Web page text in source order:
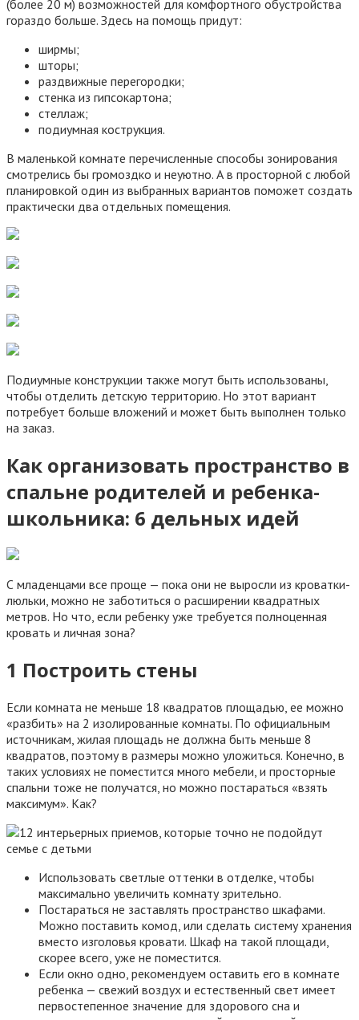
(более 20 м) возможностей для комфортного обустройства
гораздо больше. Здесь на помощь придут:
ширмы;
шторы;
раздвижные перегородки;
стенка из гипсокартона;
стеллаж;
подиумная кострукция.
В маленькой комнате перечисленные способы зонирования
смотрелись бы громоздко и неуютно. А в просторной с любой
планировкой один из выбранных вариантов поможет создать
практически два отдельных помещения.
Подиумные конструкции также могут быть использованы,
чтобы отделить детскую территорию. Но этот вариант
потребует больше вложений и может быть выполнен только
на заказ.
Как организовать пространство в
спальне родителей и ребенка-
школьника: 6 дельных идей
С младенцами все проще — пока они не выросли из кроватки-
люльки, можно не заботиться о расширении квадратных
метров. Но что, если ребенку уже требуется полноценная
кровать и личная зона?
1 Построить стены
Если комната не меньше 18 квадратов площадью, ее можно
«разбить» на 2 изолированные комнаты. По официальным
источникам, жилая площадь не должна быть меньше 8
квадратов, поэтому в размеры можно уложиться. Конечно, в
таких условиях не поместится много мебели, и просторные
спальни тоже не получатся, но можно постараться «взять
максимум». Как?
Использовать светлые оттенки в отделке, чтобы
максимально увеличить комнату зрительно.
Постараться не заставлять пространство шкафами.
Можно поставить комод, или сделать систему хранения
вместо изголовья кровати. Шкаф на такой площади,
скорее всего, уже не поместится.
Если окно одно, рекомендуем оставить его в комнате
ребенка — свежий воздух и естественный свет имеет
первостепенное значение для здорового сна и